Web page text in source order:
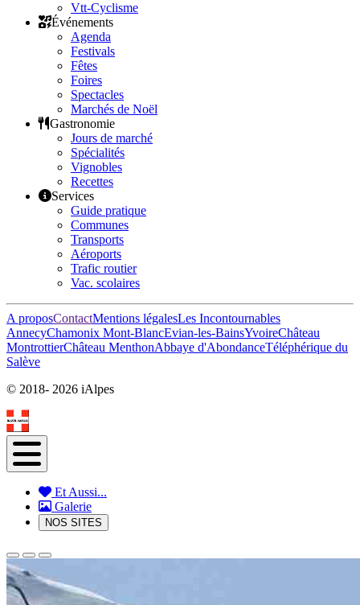
Vtt-Cyclisme
Événements
Agenda
Festivals
Fêtes
Foires
Spectacles
Marchés de Noël
Gastronomie
Jours de marché
Spécialités
Vignobles
Recettes
Services
Guide pratique
Communes
Transports
Aéroports
Trafic routier
Vac. scolaires
A proposContactMentions légalesLes Incontournables
AnnecyChamonix Mont-BlancEvian-les-BainsYvoireChâteau
MontrottierChâteau MenthonAbbaye d'AbondanceTéléphérique du
Salève
© 2018- 2026 iAlpes
Et Aussi...
Galerie
NOS SITES